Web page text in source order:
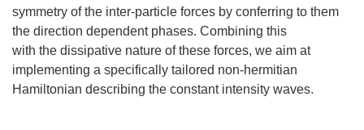
symmetry of the inter-particle forces by conferring to them
the direction dependent phases. Combining this
with the dissipative nature of these forces, we aim at
implementing a specifically tailored non-hermitian